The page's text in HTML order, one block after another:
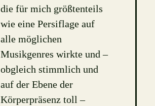
die für mich größtenteils
wie eine Persiflage auf
alle möglichen
Musikgenres wirkte und –
obgleich stimmlich und
auf der Ebene der
Körperpräsenz toll –